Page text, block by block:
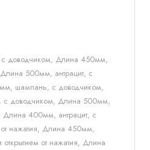
доводчиком, Длина 450мм,
500мм, антрацит, с
шампань, с доводчиком,
доводчиком, Длина 500мм,
400мм, антрацит, с
нажатия, Длина 450мм,
от нажатия, Длина